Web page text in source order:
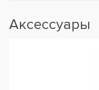
Аксессуары